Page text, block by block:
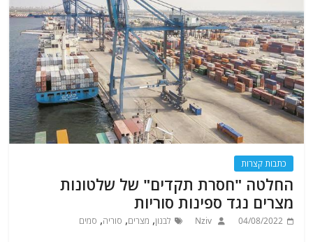
כתבות קצרות
החלטה "חסרת תקדים" של שלטונות
מצרים נגד ספינות סוריות
04/08/2022
Nziv לבנון, מצרים, סוריה, סמים